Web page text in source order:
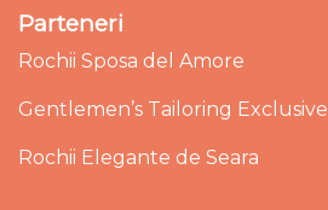
Parteneri
Rochii Sposa del Amore
Gentlemen’s Tailoring Exclusive
Rochii Elegante de Seara